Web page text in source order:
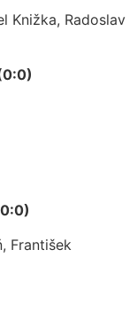
Knižka, Radoslav
František